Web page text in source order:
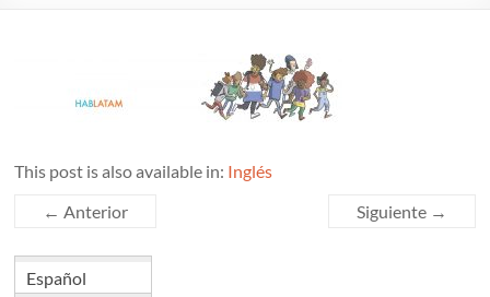
This post is also available in: Inglés
← Anterior
Siguiente →
Español